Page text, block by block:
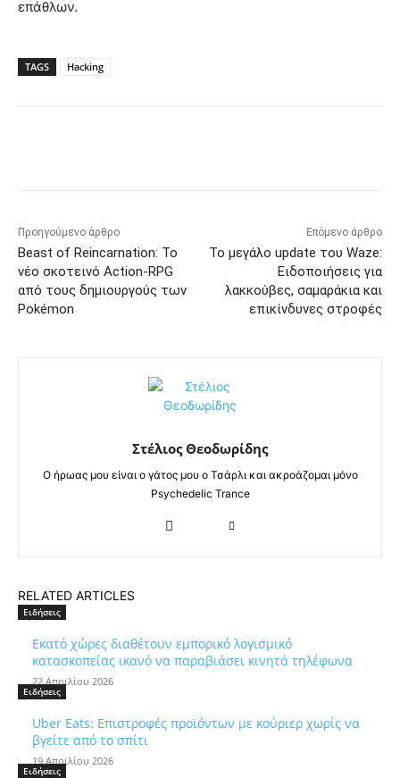
επάθλων.
TAGS Hacking
Προηγούμενο άρθρο
Beast of Reincarnation: Το
νέο σκοτεινό Action-RPG
από τους δημιουργούς των
Pokémon
Επόμενο άρθρο
Το μεγάλο update του Waze:
Ειδοποιήσεις για
λακκούβες, σαμαράκια και
επικίνδυνες στροφές
Στέλιος Θεοδωρίδης
Ο ήρωας μου είναι ο γάτος μου ο Τσάρλι και ακροάζομαι μόνο
Psychedelic Trance
RELATED ARTICLES
Ειδήσεις
Εκατό χώρες διαθέτουν εμπορικό λογισμικό
κατασκοπείας ικανό να παραβιάσει κινητά τηλέφωνα
22 Απριλίου 2026
Ειδήσεις
Uber Eats: Επιστροφές προϊόντων με κούριερ χωρίς να
βγείτε από το σπίτι
19 Απριλίου 2026
Ειδήσεις